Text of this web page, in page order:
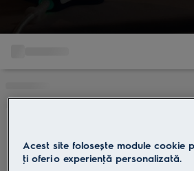
Acest site folosește module cookie
ţi oferi o experienţă personalizată.